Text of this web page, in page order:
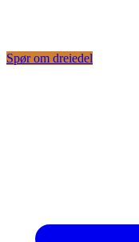
Spør om dreiedel